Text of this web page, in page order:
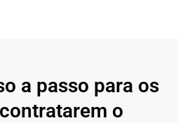
a passo para os
o